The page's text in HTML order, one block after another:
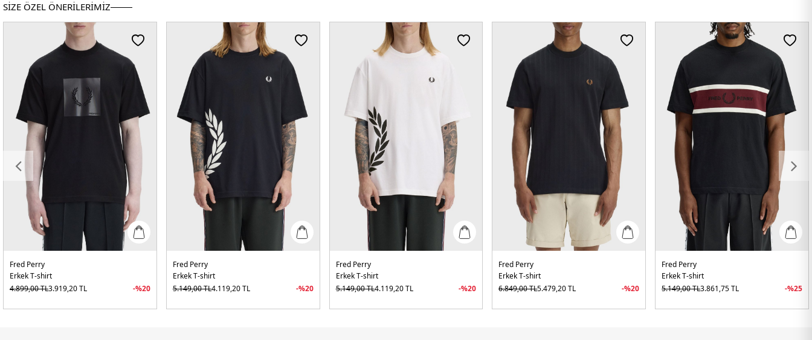
SİZE ÖZEL ÖNERİLERİMİZ
Fred Perry
Erkek T-shirt
4.899,00TL3.919,20TL -%20
Fred Perry
Erkek T-shirt
5.149,00TL4.119,20TL -%20
Fred Perry
Erkek T-shirt
5.149,00TL4.119,20TL -%20
Fred Perry
Erkek T-shirt
6.849,00TL5.479,20TL -%20
Fred Perry
Erkek T-shirt
5.149,00TL3.861,75TL -%25